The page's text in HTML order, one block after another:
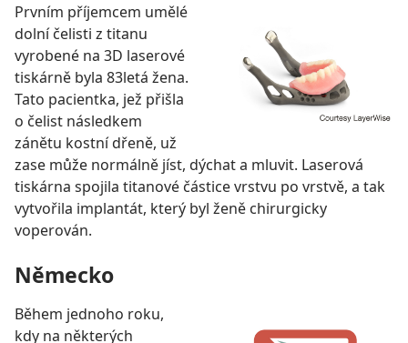
Prvním příjemcem umělé
dolní čelisti z titanu
vyrobené na 3D laserové
tiskárně byla 83letá žena.
Tato pacientka, jež přišla
o čelist následkem
zánětu kostní dřeně, už
zase může normálně jíst, dýchat a mluvit. Laserová
tiskárna spojila titanové částice vrstvu po vrstvě, a tak
vytvořila implantát, který byl ženě chirurgicky
voperován.
Německo
Během jednoho roku,
kdy na některých